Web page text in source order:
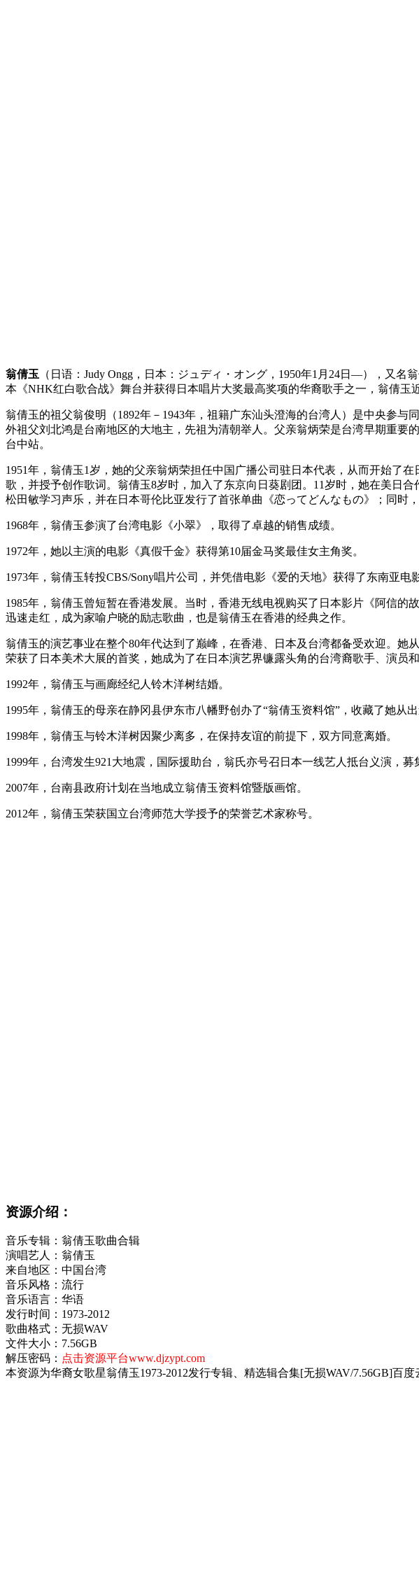
翁倩玉 （日语：Judy Ongg，日本：ジュディ・オング，1950年1月24日—），又
本《NHK红白歌合战》舞台并获得日本唱片大奖最高奖项的华裔歌手之一，翁倩玉
翁倩玉的祖父翁俊明（1892年－1943年，祖籍广东汕头澄海的台湾人）是中央参
外祖父刘北鸿是台南地区的大地主，先祖为清朝举人。 父亲翁炳荣是台湾早期重要的
台中站。
1951年，翁倩玉1岁，她的父亲翁炳荣担任中国广播公司驻日本代表，从而开始了
歌，并授予创作歌词。翁倩玉8岁时，加入了东京向日葵剧团。11岁时，她在美日
松田敏学习声乐，并在日本哥伦比亚发行了首张单曲《恋ってどんなもの》；同时
1968年，翁倩玉参演了台湾电影《小翠》，取得了卓越的销售成绩。
1972年，她以主演的电影《真假千金》获得第10届金马奖最佳女主角奖。
1973年，翁倩玉转投CBS/Sony唱片公司，并凭借电影《爱的天地》获得了东南亚电
1985年，翁倩玉曾短暂在香港发展。当时，香港无线电视购买了日本影片《阿信
迅速走红，成为家喻户晓的励志歌曲，也是翁倩玉在香港的经典之作。
翁倩玉的演艺事业在整个80年代达到了巅峰，在香港、日本及台湾都备受欢迎。
荣获了日本美术大展的首奖，她成为了在日本演艺界镰露头角的台湾裔歌手、演员和
1992年，翁倩玉与画廊经纪人铃木洋树结婚。
1995年，翁倩玉的母亲在静冈县伊东市八幡野创办了“翁倩玉资料馆”，收藏了她从
1998年，翁倩玉与铃木洋树因聚少离多，在保持友谊的前提下，双方同意离婚。
1999年，台湾发生921大地震，国际援助台，翁氏亦号召日本一线艺人抵台义演，
2007年，台南县政府计划在当地成立翁倩玉资料馆暨版画馆。
2012年，翁倩玉荣获国立台湾师范大学授予的荣誉艺术家称号。
资源介绍：
音乐专辑：翁倩玉歌曲合辑
演唱艺人：翁倩玉
来自地区：中国台湾
音乐风格：流行
音乐语言：华语
发行时间：1973-2012
歌曲格式：无损WAV
文件大小：7.56GB
解压密码： 点击资源平台www.djzypt.com
本资源为华裔女歌星翁倩玉1973-2012发行专辑、精选辑合集[无损WAV/7.56GB]百